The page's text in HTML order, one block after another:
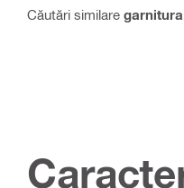
Căutări similare garnitura